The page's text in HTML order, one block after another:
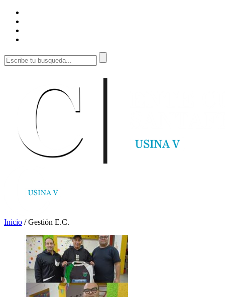
Inicio /Gestión E.C.